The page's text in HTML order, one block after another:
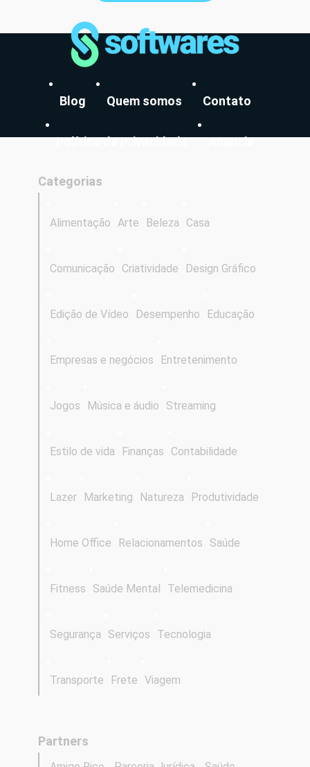
Blog Quem somos Contato
Política de Privacidade Anuncie
Categorias
Alimentação Arte Beleza Casa
Comunicação Criatividade Design Gráfico
Edição de Vídeo Desempenho Educação
Empresas e negócios Entretenimento
Jogos Música e áudio Streaming
Estilo de vida Finanças Contabilidade
Lazer Marketing Natureza Produtividade
Home Office Relacionamentos Saúde
Fitness Saúde Mental Telemedicina
Segurança Serviços Tecnologia
Transporte Frete Viagem
Partners